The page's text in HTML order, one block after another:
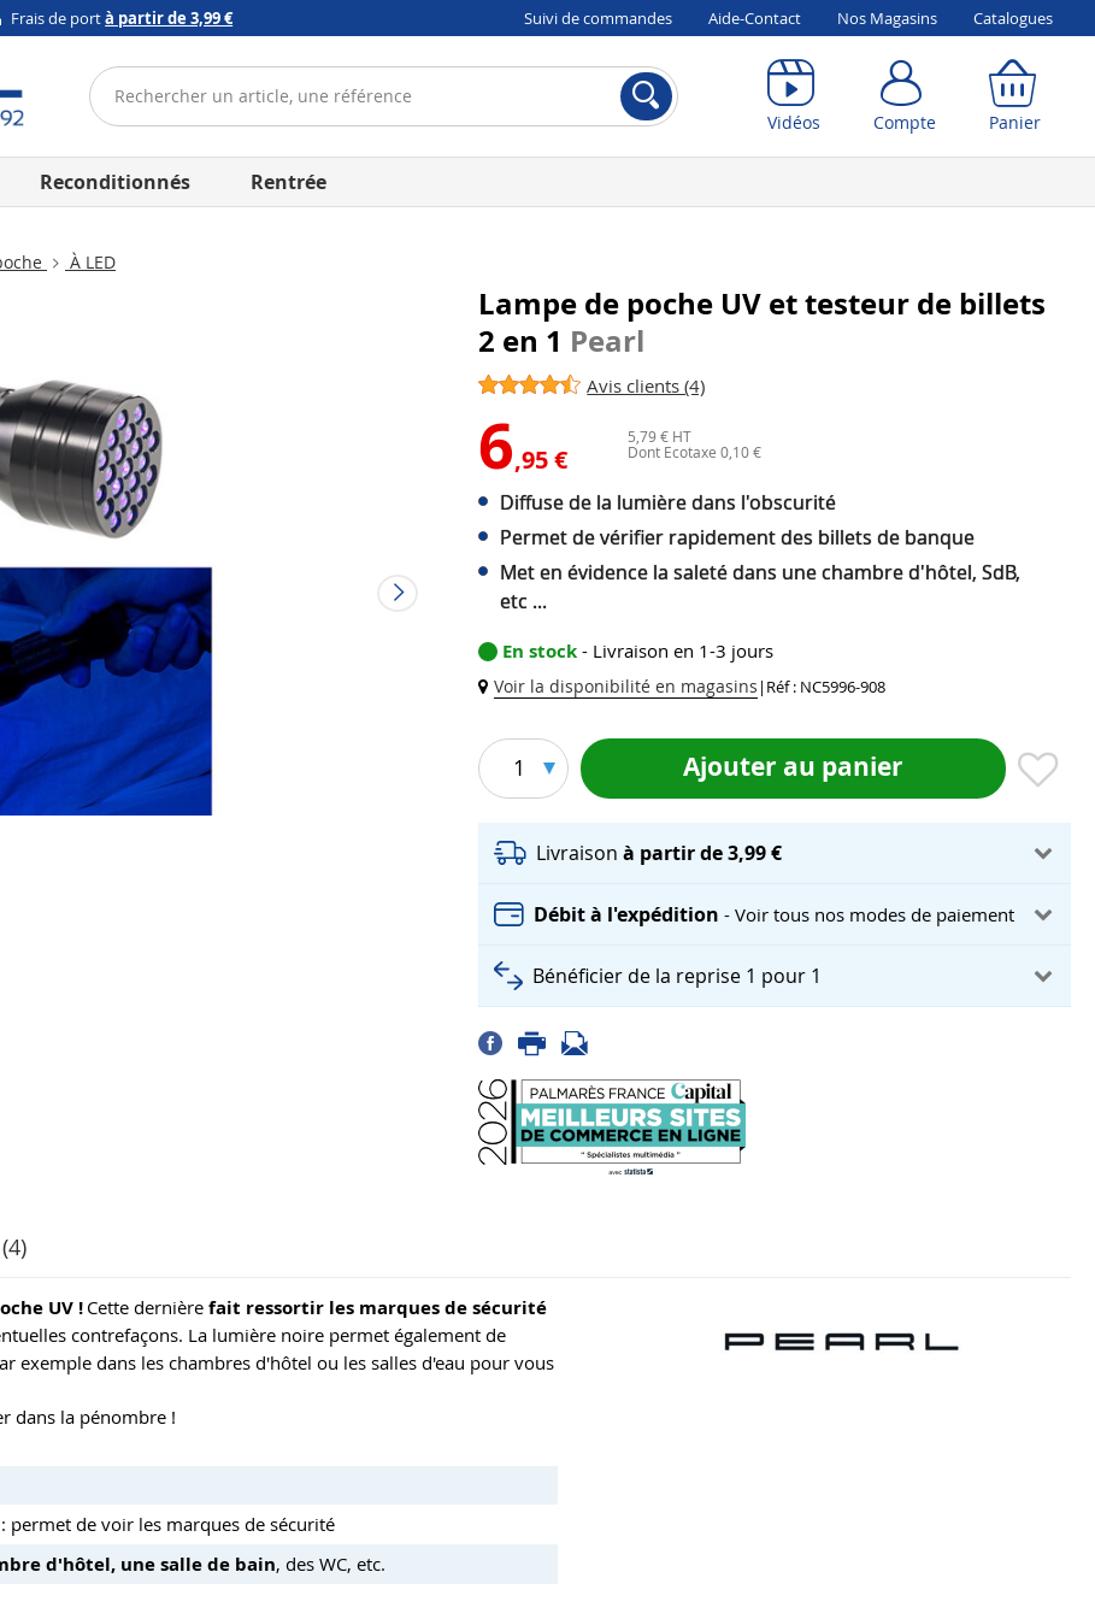
Frais de portà partir de 3,99 € Suivi de commandes Aide-Contact Nos Magasins Catalogues
Vidéos Compte Panier
Reconditionnés Rentrée
À LED
Lampe de poche UV et testeur de billets
2 en 1 Pearl
Avis clients (4)
6,95 €
5,79 € HT
Dont Ecotaxe 0,10 €
Diffuse de la lumière dans l'obscurité
Permet de vérifier rapidement des billets de banque
Met en évidence la saleté dans une chambre d'hôtel, SdB,
etc ...
En stock - Livraison en 1-3 jours
Voir la disponibilité en magasins | Réf : NC5996-908
1 Ajouter au panier
Livraisonà partir de 3,99 €
Débit à l'expédition- Voir tous nos modes de paiement
Bénéficier de la reprise 1 pour 1
UV !Cette dernière fait ressortir les marques de sécurité
contrefaçons. La lumière noire permet également de
exemple dans les chambres d'hôtel ou les salles d'eau pour vous
dans la pénombre !
: permet de voir les marques de sécurité
d'hôtel, une salle de bain, des WC, etc.
Compte Panier